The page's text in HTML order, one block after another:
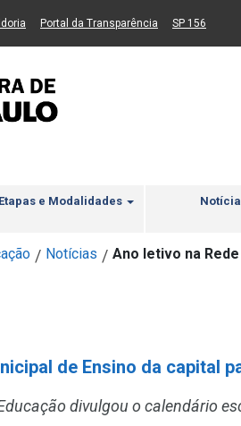
principal 2 Ir para busca Ir para
um novo sítio)
(Link para um novo sítio)
Portal da Transparência (Link para um
SP 156
Etapas e Modalidades
/ Notícias / Ano letivo na
de Ensino da capital
divulgou o calendário